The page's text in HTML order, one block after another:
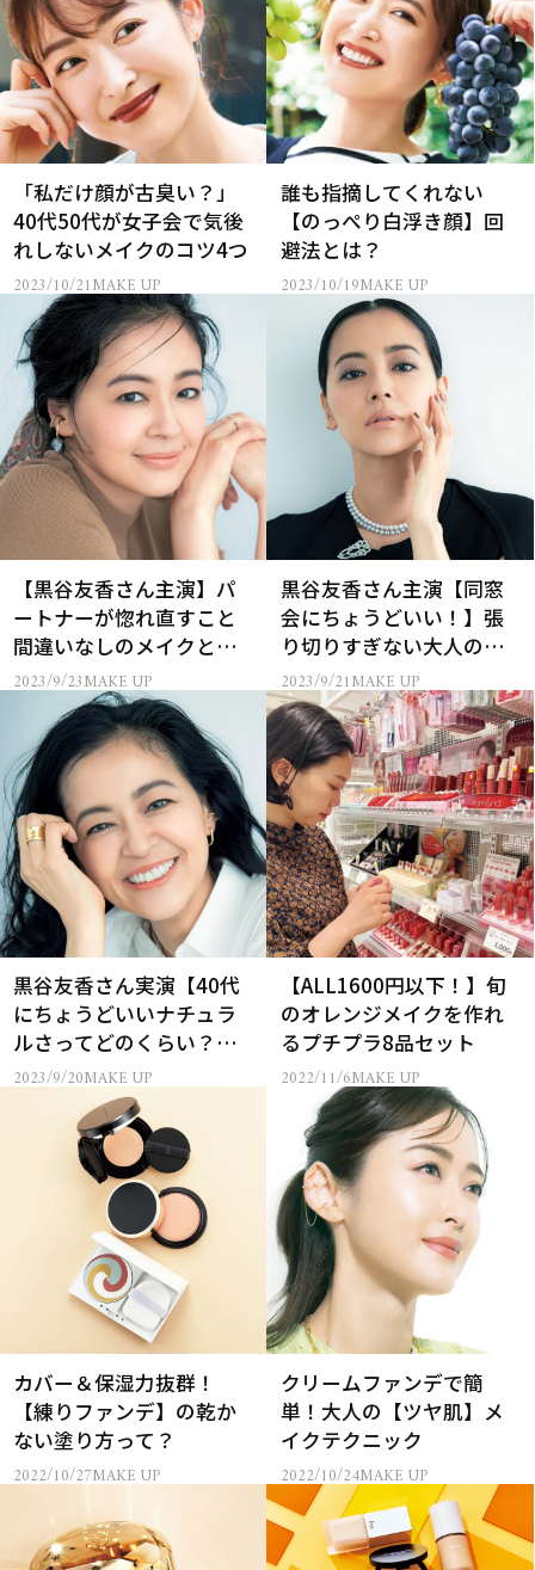
「私だけ顔が古臭い？」
40代50代が女子会で気後
れしないメイクのコツ4つ
2023/10/21MAKE UP
誰も指摘してくれない
【のっぺり白浮き顔】回
避法とは？
2023/10/19MAKE UP
【黒谷友香さん主演】パ
ートナーが惚れ直すこと
間違いなしのメイクと
は？
2023/9/23MAKE UP
黒谷友香さん主演【同窓
会にちょうどいい！】張
り切りすぎない大人の華
やかメイクとは？
2023/9/21MAKE UP
黒谷友香さん実演【40代
にちょうどいいナチュラ
ルさってどのくらい？】
をカリスマメイクさんが
レクチャー
2023/9/20MAKE UP
【ALL1600円以下！】旬
のオレンジメイクを作れ
るプチプラ8品セット
2022/11/6MAKE UP
カバー＆保湿力抜群！
【練りファンデ】の乾か
ない塗り方って？
2022/10/27MAKE UP
クリームファンデで簡
単！大人の【ツヤ肌】メ
イクテクニック
2022/10/24MAKE UP